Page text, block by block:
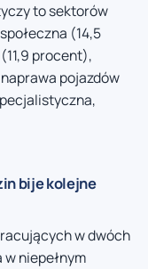
to sektorów
(14,5
procent),
pojazdów
bije kolejne
w dwóch
niepełnym